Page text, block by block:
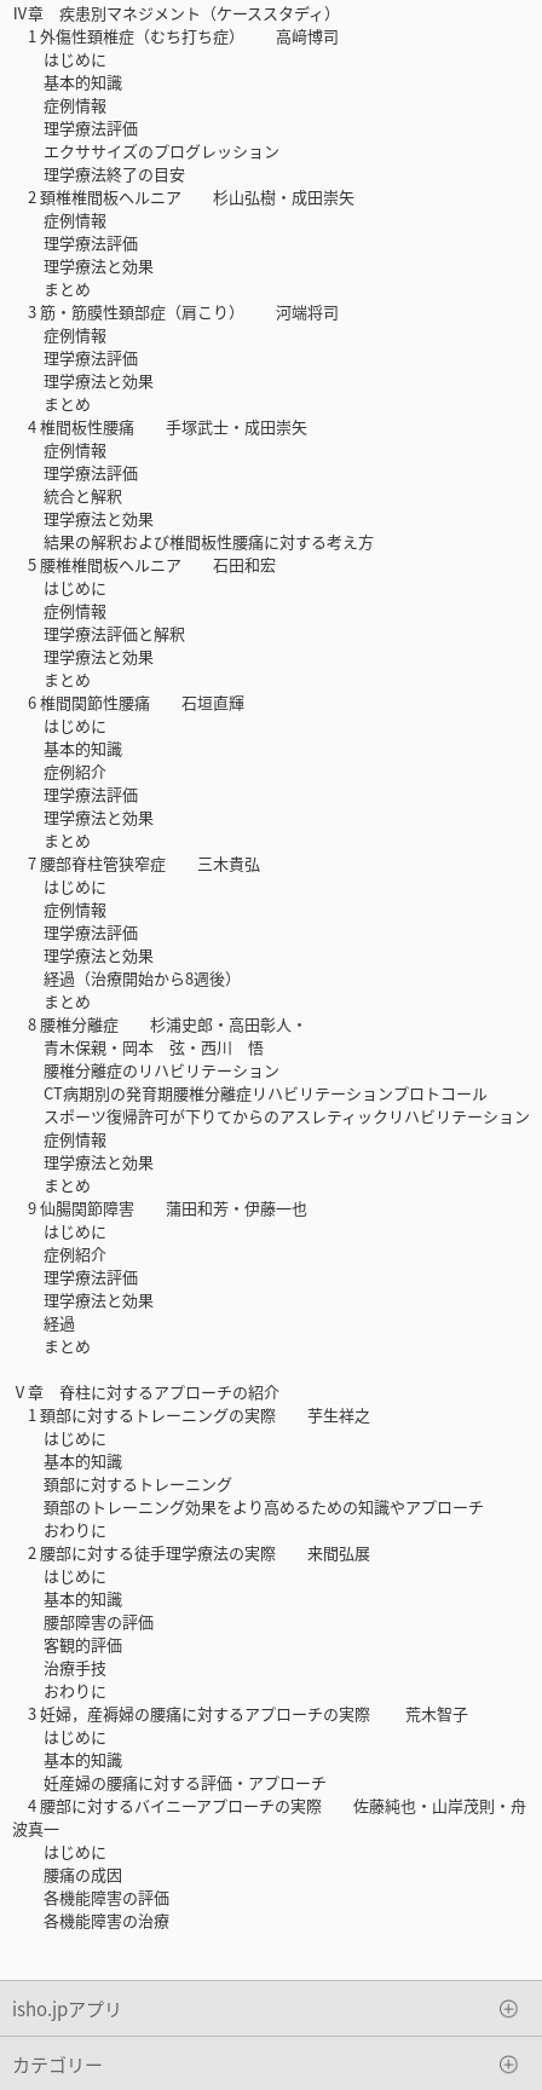
Ⅳ章 疾患別マネジメント（ケーススタディ）
1 外傷性頚椎症（むち打ち症） 高﨑博司
はじめに
基本的知識
症例情報
理学療法評価
エクササイズのプログレッション
理学療法終了の目安
2 頚椎椎間板ヘルニア 杉山弘樹・成田崇矢
症例情報
理学療法評価
理学療法と効果
まとめ
3 筋・筋膜性頚部症（肩こり） 河端将司
症例情報
理学療法評価
理学療法と効果
まとめ
4 椎間板性腰痛 手塚武士・成田崇矢
症例情報
理学療法評価
統合と解釈
理学療法と効果
結果の解釈および椎間板性腰痛に対する考え方
5 腰椎椎間板ヘルニア 石田和宏
はじめに
症例情報
理学療法評価と解釈
理学療法と効果
まとめ
6 椎間関節性腰痛 石垣直輝
はじめに
基本的知識
症例紹介
理学療法評価
理学療法と効果
まとめ
7 腰部脊柱管狭窄症 三木貴弘
はじめに
症例情報
理学療法評価
理学療法と効果
経過（治療開始から8週後）
まとめ
8 腰椎分離症 杉浦史郎・高田彰人・
青木保親・岡本 弦・西川 悟
腰椎分離症のリハビリテーション
CT病期別の発育期腰椎分離症リハビリテーションプロトコール
スポーツ復帰許可が下りてからのアスレティックリハビリテーション
症例情報
理学療法と効果
まとめ
9 仙腸関節障害 蒲田和芳・伊藤一也
はじめに
症例紹介
理学療法評価
理学療法と効果
経過
まとめ
Ⅴ章 脊柱に対するアプローチの紹介
1 頚部に対するトレーニングの実際 芋生祥之
はじめに
基本的知識
頚部に対するトレーニング
頚部のトレーニング効果をより高めるための知識やアプローチ
おわりに
2 腰部に対する徒手理学療法の実際 来間弘展
はじめに
基本的知識
腰部障害の評価
客観的評価
治療手技
おわりに
3 妊婦，産褥婦の腰痛に対するアプローチの実際 荒木智子
はじめに
基本的知識
妊産婦の腰痛に対する評価・アプローチ
4 腰部に対するバイニーアプローチの実際 佐藤純也・山岸茂則・舟
波真一
はじめに
腰痛の成因
各機能障害の評価
各機能障害の治療
isho.jpアプリ
カテゴリー